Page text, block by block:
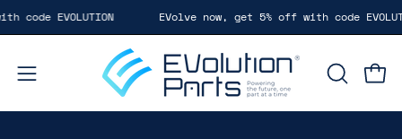
Saltar
al
EVOLUTION EVolve now, get 5% off with code EVOLUTION
Abrir
menú
ABRIR